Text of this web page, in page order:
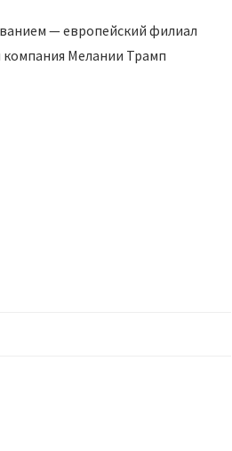
— европейский филиал
компания Мелании Трамп